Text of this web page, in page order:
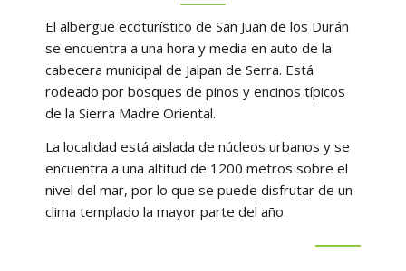
El albergue ecoturístico de San Juan de los Durán
se encuentra a una hora y media en auto de la
cabecera municipal de Jalpan de Serra. Está
rodeado por bosques de pinos y encinos típicos
de la Sierra Madre Oriental.
La localidad está aislada de núcleos urbanos y se
encuentra a una altitud de 1200 metros sobre el
nivel del mar, por lo que se puede disfrutar de un
clima templado la mayor parte del año.